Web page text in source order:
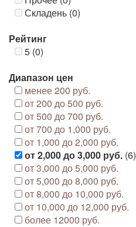
Складень (0)
Рейтинг
5 (0)
Диапазон цен
менее 200 руб.
от 200 до 500 руб.
от 500 до 700 руб.
от 700 до 1,000 руб.
от 1,000 до 2,000 руб.
от 2,000 до 3,000 руб. (6)
от 3,000 до 5,000 руб.
от 5,000 до 8,000 руб.
от 8,000 до 10,000 руб.
от 10,000 до 12,000 руб.
более 12000 руб.